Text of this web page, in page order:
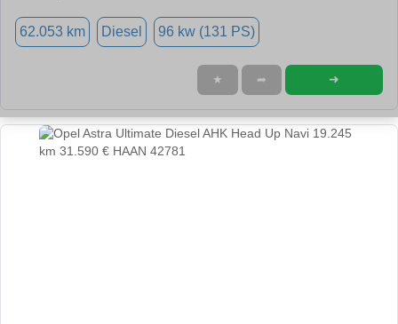
62.053 km Diesel 96 kw (131 PS)
★ ➦ ➜